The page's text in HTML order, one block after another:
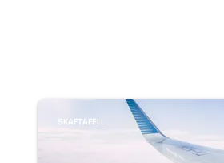
SKAFTAFELL